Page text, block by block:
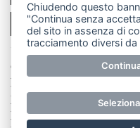
PER LA
© Copyright
E' proibita la
parziale di testi, articoli
preventiva
Chiudendo questo
"Continua senza
del sito in assenza di
tracciamento diversi da